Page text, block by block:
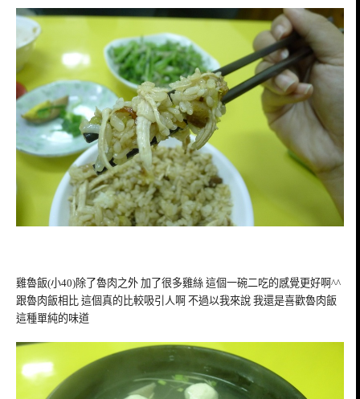
雞魯飯(小40)除了魯肉之外 加了很多雞絲 這個一碗二吃的感覺更好啊^^
跟魯肉飯相比 這個真的比較吸引人啊 不過以我來說 我還是喜歡魯肉飯
這種單純的味道